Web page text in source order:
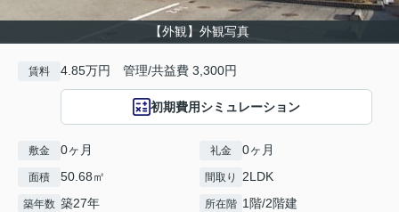
【外観】外観写真
賃料 4.85万円 管理/共益費 3,300円
初期費用シミュレーション
敷金 0ヶ月 礼金 0ヶ月
面積 50.68㎡ 間取り 2LDK
築年数 築27年 所在階 1階/2階建